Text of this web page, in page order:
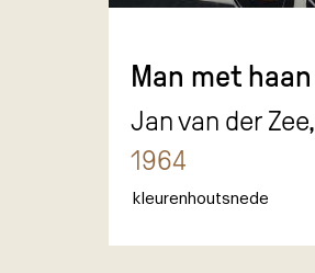
Man met haan
Jan van der Zee,
1964
kleurenhoutsnede